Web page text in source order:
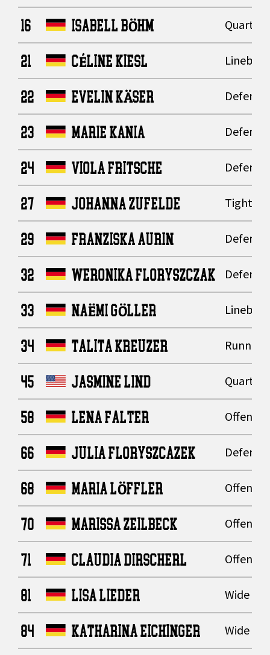
16 ISABELL BÖHM
21 CÉLINE KIESL
22 EVELIN KÄSER
23 MARIE KANIA
24 VIOLA FRITSCHE
27 JOHANNA ZUFELDE Tight
29 FRANZISKA AURIN
32 WERONIKA FLORYSZCZAK
33 NAËMI GÖLLER
34 TALITA KREUZER Running
45 JASMINE LIND
58 LENA FALTER
66 JULIA FLORYSZCAZEK
68 MARIA LÖFFLER
70 MARISSA ZEILBECK
71 CLAUDIA DIRSCHERL
81 LISA LIEDER Wide
84 KATHARINA EICHINGER Wide